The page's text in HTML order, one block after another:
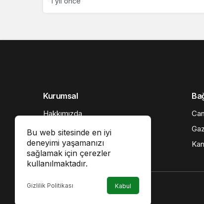
Bu web sitesinde en iyi
deneyimi yaşamanızı
sağlamak için çerezler
kullanılmaktadır.
Gizlilik Politikası Kabul
Kurumsal
Hakkımızda
İletişim
Künye
Gizlilik politikası